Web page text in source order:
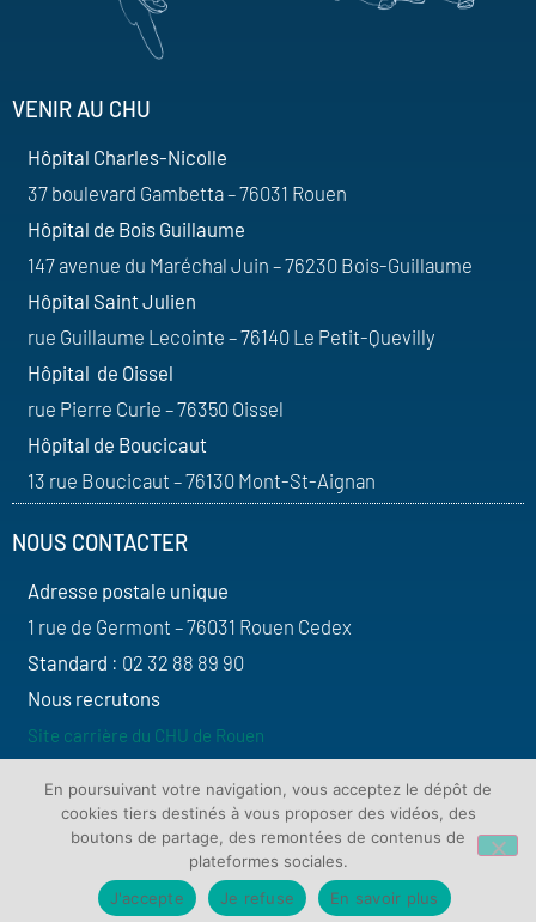
VENIR AU CHU
Hôpital Charles-Nicolle
37 boulevard Gambetta – 76031 Rouen
Hôpital de Bois Guillaume
147 avenue du Maréchal Juin – 76230 Bois-Guillaume
Hôpital Saint Julien
rue Guillaume Lecointe – 76140 Le Petit-Quevilly
Hôpital de Oissel
rue Pierre Curie – 76350 Oissel
Hôpital de Boucicaut
13 rue Boucicaut – 76130 Mont-St-Aignan
NOUS CONTACTER
Adresse postale unique
1 rue de Germont – 76031 Rouen Cedex
Standard : 02 32 88 89 90
Nous recrutons
Site carrière du CHU de Rouen
SUIVEZ-NOUS
Plan du siteMentions légales Protection de vos données
En poursuivant votre navigation, vous acceptez le dépôt de
cookies tiers destinés à vous proposer des vidéos, des
boutons de partage, des remontées de contenus de
plateformes sociales.
J'accepte
Je refuse En savoir plus